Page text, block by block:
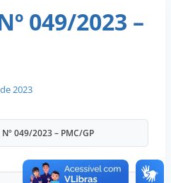
049/2023 –
2023
Nº 049/2023 – PMC/GP